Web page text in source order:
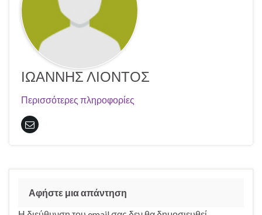
ΙΩΑΝΝΗΣ ΛΙΟΝΤΟΣ
Περισσότερες πληροφορίες
Αφήστε μια απάντηση